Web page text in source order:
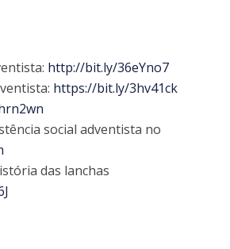
http://bit.ly/36eYno7
https://bit.ly/3hv41ck
social adventista no
das lanchas